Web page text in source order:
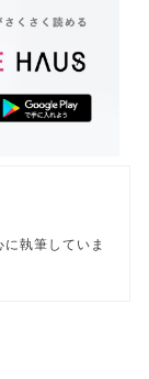
執筆していま